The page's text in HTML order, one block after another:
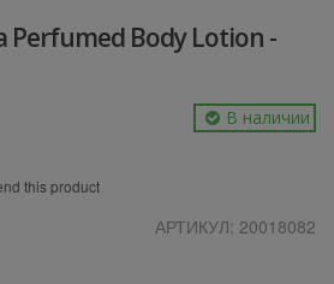
Perfumed Body Lotion -
В наличии
this product
АРТИКУЛ: 20018082